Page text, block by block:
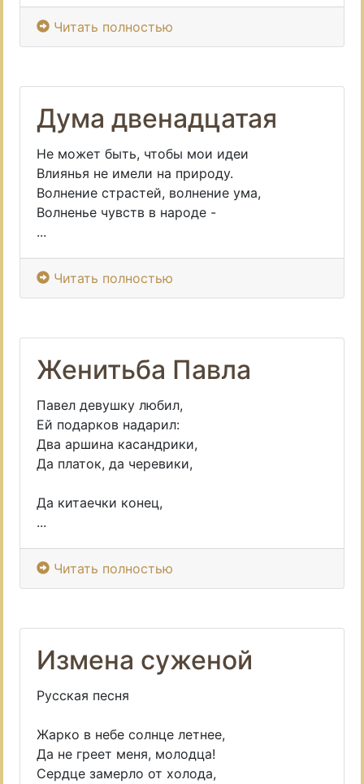
Читать полностью
Дума двенадцатая
Не может быть, чтобы мои идеи
Влиянья не имели на природу.
Волнение страстей, волнение ума,
Волненье чувств в народе -
...
Читать полностью
Женитьба Павла
Павел девушку любил,
Ей подарков надарил:
Два аршина касандрики,
Да платок, да черевики,
Да китаечки конец,
...
Читать полностью
Измена суженой
Русская песня
Жарко в небе солнце летнее,
Да не греет меня, молодца!
Сердце замерло от холода,